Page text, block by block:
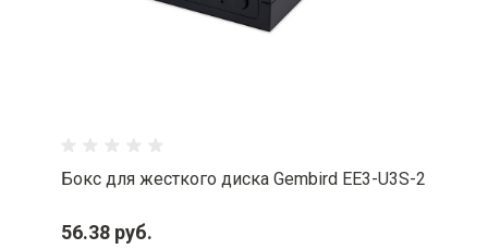
Бокс для жесткого диска Gembird EE3-U3S-2
56.38 руб.